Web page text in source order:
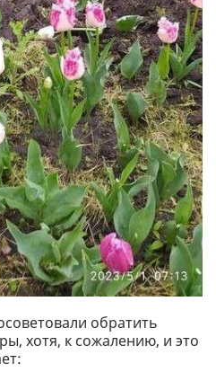
обратить
хотя, к сожалению, и это